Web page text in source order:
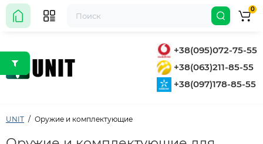
+38(095)072-75-55
+38(063)211-85-55
+38(097)178-85-55
0
UNIT Оружие и комплектующие